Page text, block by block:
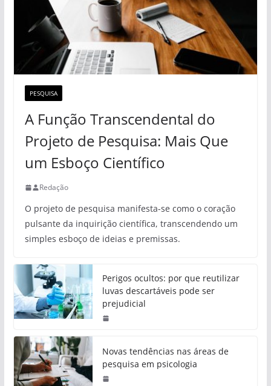
PESQUISA
A Função Transcendental do
Projeto de Pesquisa: Mais Que
um Esboço Científico
Redação
O projeto de pesquisa manifesta-se como o coração
pulsante da inquirição científica, transcendendo um
simples esboço de ideias e premissas.
Perigos ocultos: por que reutilizar
luvas descartáveis pode ser
prejudicial
Novas tendências nas áreas de
pesquisa em psicologia